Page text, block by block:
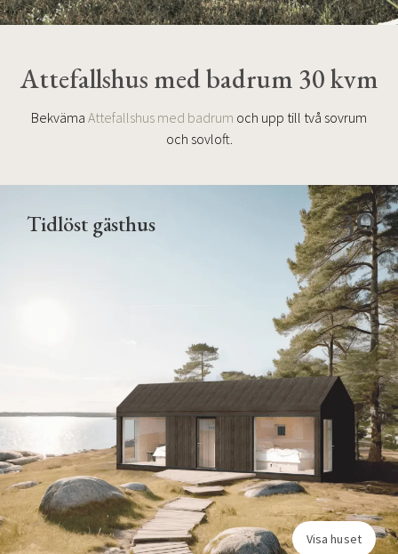
Attefallshus med badrum 30 kvm
Bekväma Attefallshus med badrum och upp till två sovrum
och sovloft.
Tidlöst gästhus 30
Visa huset